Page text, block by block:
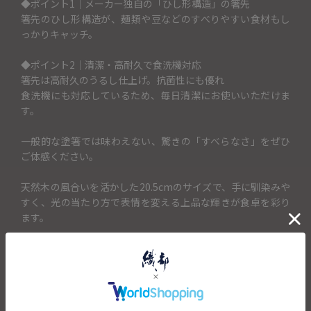
◆ポイント1｜メーカー独自の「ひし形構造」の箸先
箸先のひし形構造が、麺類や豆などのすべりやすい食材もし
っかりキャッチ。
◆ポイント2｜清潔・高耐久で食洗機対応
箸先は高耐久のうるし仕上げ。抗菌性にも優れ
食洗機にも対応しているため、毎日清潔にお使いいただけま
す。
一般的な塗箸では味わえない、驚きの「すべらなさ」をぜひ
ご体感ください。
天然木の風合いを活かした20.5cmのサイズで、手に馴染みや
すく、光の当たり方で表情を変える上品な輝きが食卓を彩り
ます。
「すべらない」という特徴から受験生への縁起物や、握力の
弱い方へのギフトにも最適。機能美と実用性を両立した、長
く愛用できる日本製のお箸です。